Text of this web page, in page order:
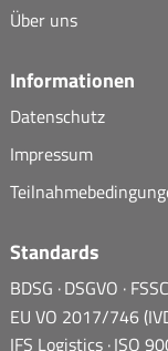
Über uns
Informationen
Datenschutz
Impressum
Standards
BDSG DSGVO FSSC
EU VO 2017/746
IFS Logistics ISO